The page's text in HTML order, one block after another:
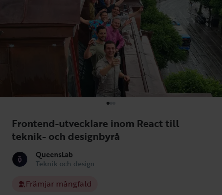
Frontend-utvecklare inom React till
teknik- och designbyrå
QueensLab
Teknik och design
Främjar mångfald